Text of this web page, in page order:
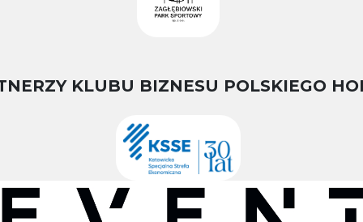
KLUBU BIZNESU POLSKIEGO